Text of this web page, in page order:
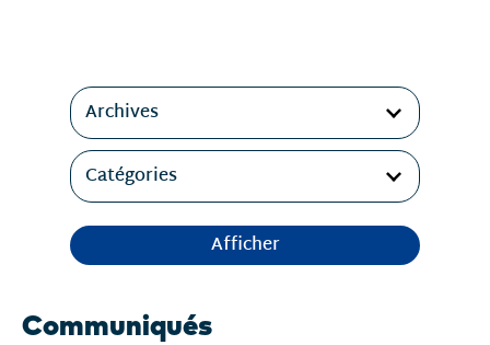
Filtres
Archives
Catégories
Afficher
Communiqués